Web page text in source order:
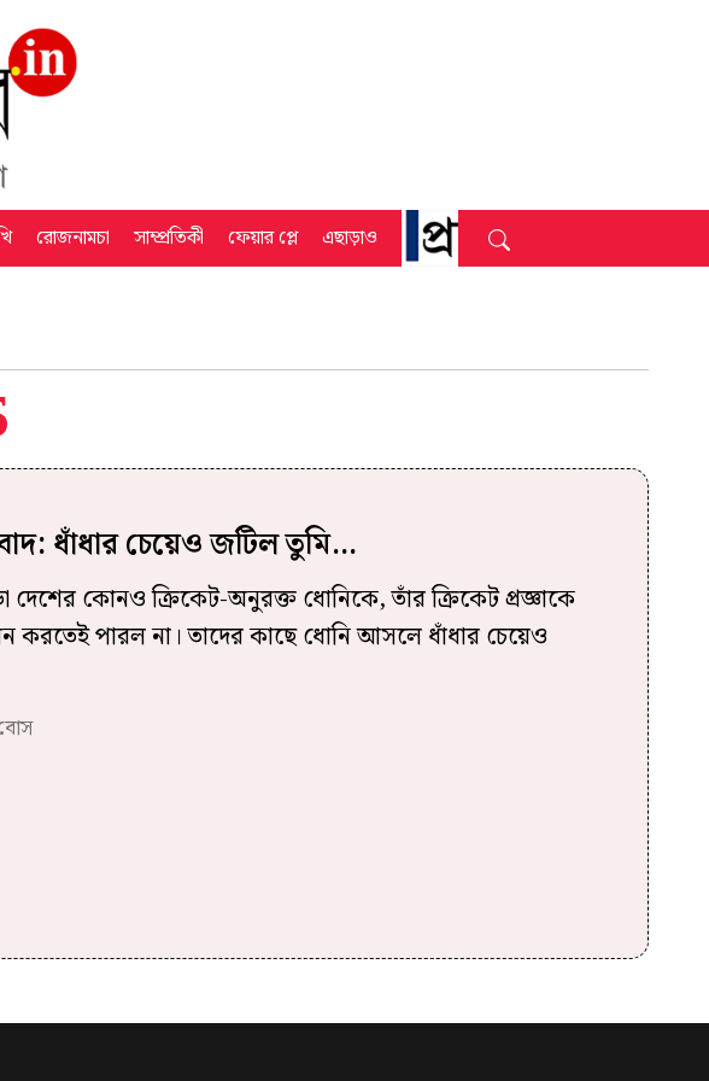
রোজনামচা সাম্প্রতিকী ফেয়ার প্লে এছাড়াও
ধাঁধার চেয়েও জটিল তুমি…
দেশের কোনও ক্রিকেট-অনুরক্ত ধোনিকে, তাঁর ক্রিকেট প্রজ্ঞাকে
করতেই পারল না। তাদের কাছে ধোনি আসলে ধাঁধার চেয়েও